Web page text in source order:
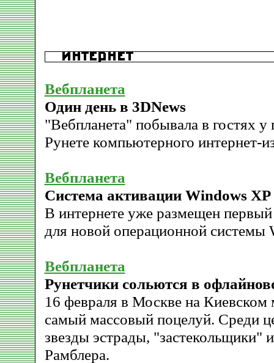
Вебпланета
Один день в 3DNews
"Вебпланета" побывала в гостях у
Рунете компьютерного интернет-
Вебпланета
Система активации Windows
В интернете уже размещен
для новой операционной системы
Вебпланета
Рунетчики сольются в
16 февраля в Москве на Киевском
самый массовый поцелуй. Среди
звезды эстрады, "застекольщики"
Рамблера.